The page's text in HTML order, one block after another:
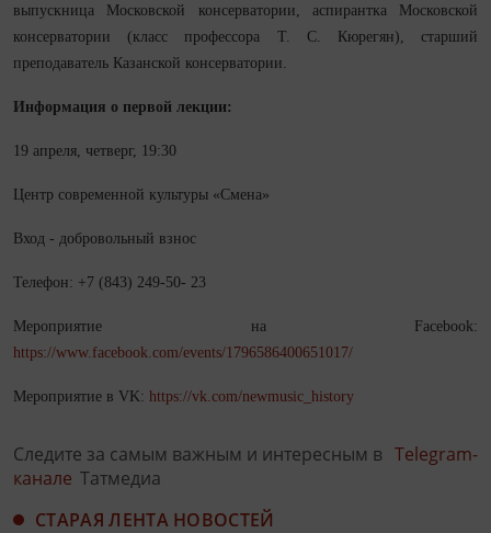
выпускница Московской консерватории, аспирантка Московской
консерватории (класс профессора Т. С. Кюрегян), старший
преподаватель Казанской консерватории.
Информация о первой лекции:
19 апреля, четверг, 19:30
Центр современной культуры «Смена»
Вход - добровольный взнос
Телефон: +7 (843) 249-50- 23
Мероприятие на Facebook:
https://www.facebook.com/events/1796586400651017/
Мероприятие в VK: https://vk.com/newmusic_history
Следите за самым важным и интересным в Telegram-
канале Татмедиа
СТАРАЯ ЛЕНТА НОВОСТЕЙ